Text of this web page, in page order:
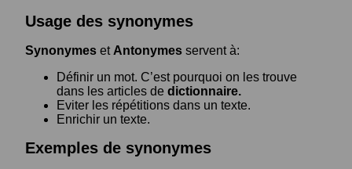
Usage des synonymes
Synonymes et Antonymes servent à:
Définir un mot. C’est pourquoi on les trouve
dans les articles de dictionnaire.
Eviter les répétitions dans un texte.
Enrichir un texte.
Exemples de synonymes